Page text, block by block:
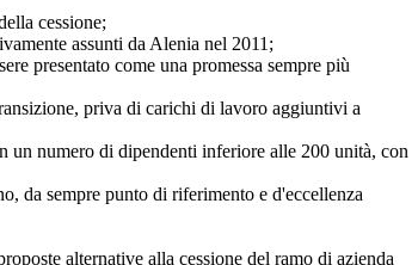
cessione;
assunti da Alenia nel 2011;
presentato come una promessa sempre più
priva di carichi di lavoro aggiuntivi a
un numero di dipendenti inferiore alle 200 unità, con
da sempre punto di riferimento e d'eccellenza
alternative alla cessione del ramo di azienda